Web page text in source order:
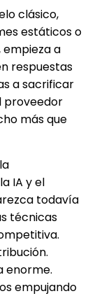
clásico,
estáticos o
empieza a
respuestas
a sacrificar
proveedor
más que
IA y el
todavía
técnicas
enorme.
empujando